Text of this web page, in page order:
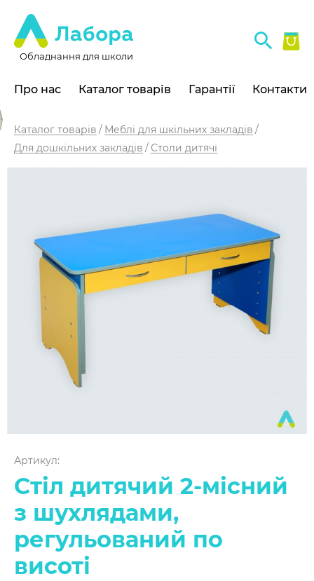
Обладнання для школи
Про нас Каталог товарів Гарантії Контакти
Каталог товарів
Меблі для шкільних закладів
Для дошкільних закладів
Столи дитячі
Артикул:
Стіл дитячий 2-місний
з шухлядами,
регульований по
висоті